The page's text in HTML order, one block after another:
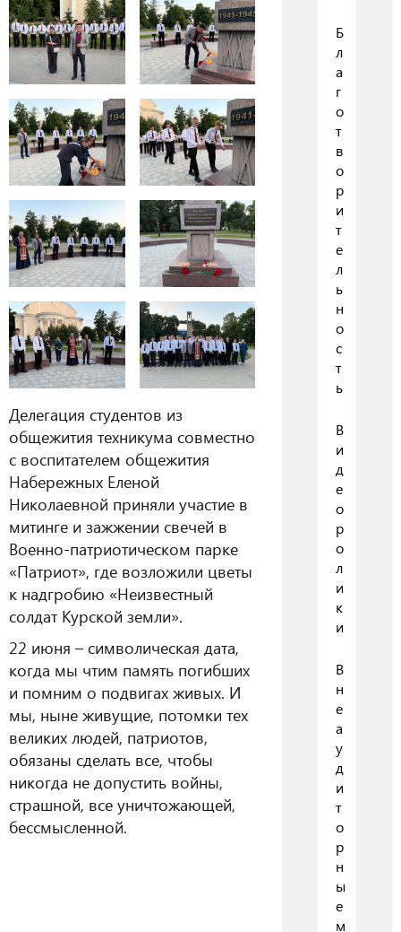
Делегация студентов из
общежития техникума совместно
с воспитателем общежития
Набережных Еленой
Николаевной приняли участие в
митинге и зажжении свечей в
Военно-патриотическом парке
«Патриот», где возложили цветы
к надгробию «Неизвестный
солдат Курской земли».
22 июня – символическая дата,
когда мы чтим память погибших
и помним о подвигах живых. И
мы, ныне живущие, потомки тех
великих людей, патриотов,
обязаны сделать все, чтобы
никогда не допустить войны,
страшной, все уничтожающей,
бессмысленной.
Б
л
а
г
о
т
в
о
р
и
т
е
л
ь
н
о
с
т
ь
В
и
д
е
о
р
о
л
и
к
и
В
н
е
а
у
д
и
т
о
р
н
ы
е
м